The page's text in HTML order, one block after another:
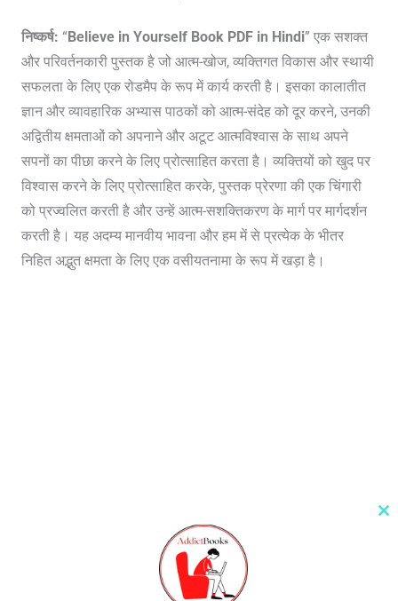
निष्कर्ष: “ Believe in Yourself Book PDF in Hindi” एक सशक्त
और परिवर्तनकारी पुस्तक है जो आत्म-खोज, व्यक्तिगत विकास और स्थायी
सफलता के लिए एक रोडमैप के रूप में कार्य करती है। इसका कालातीत
ज्ञान और व्यावहारिक अभ्यास पाठकों को आत्म-संदेह को दूर करने, उनकी
अद्वितीय क्षमताओं को अपनाने और अटूट आत्मविश्वास के साथ अपने
सपनों का पीछा करने के लिए प्रोत्साहित करता है। व्यक्तियों को खुद पर
विश्वास करने के लिए प्रोत्साहित करके, पुस्तक प्रेरणा की एक चिंगारी
को प्रज्वलित करती है और उन्हें आत्म-सशक्तिकरण के मार्ग पर मार्गदर्शन
करती है। यह अदम्य मानवीय भावना और हम में से प्रत्येक के भीतर
निहित अद्भुत क्षमता के लिए एक वसीयतनामा के रूप में खड़ा है।